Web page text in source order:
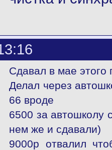
Сдавал в мае этого
Делал через
66 вроде
6500 за
нем же и сдавали)
9000р отвалил